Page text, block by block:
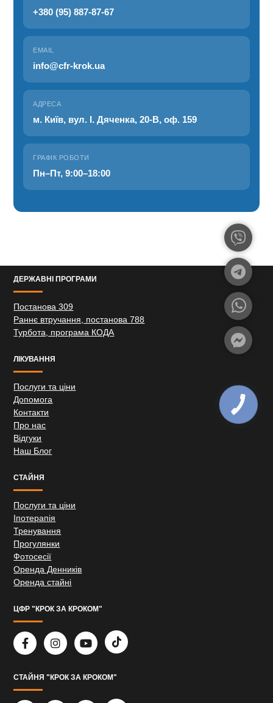
+380 (95) 887-87-67
EMAIL
info@cfr-krok.ua
АДРЕСА
м. Київ, вул. І. Дяченка, 20-В, оф. 159
ГРАФІК РОБОТИ
Пн–Пт, 9:00–18:00
ДЕРЖАВНІ ПРОГРАМИ
Постанова 309
Раннє втручання, постанова 788
Турбота, програма КОДА
ЛІКУВАННЯ
Послуги та ціни
Допомога
Контакти
Про нас
Відгуки
Наш Блог
СТАЙНЯ
Послуги та ціни
Іпотерапія
Тренування
Прогулянки
Фотосесії
Оренда Денників
Оренда стайні
ЦФР "КРОК ЗА КРОКОМ"
СТАЙНЯ "КРОК ЗА КРОКОМ"